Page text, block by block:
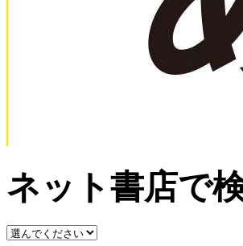
ネット書店で